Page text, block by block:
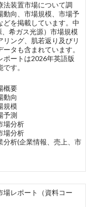
法装置市場について調
動向、市場規模、市場予
どを掲載しています。中
希ガス光源）市場規模
リング、肌若返り及びリ
タも含まれています。
ポートは2026年英語版
す。
概要
動向
規模
予測
場分析
場分析
分析(企業情報、売上、市
場レポート（資料コー